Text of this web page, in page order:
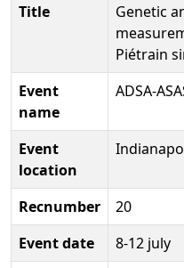
Title
Genetic
Piétrain
Event
name
ADSA-
Event
location
Recnumber
20
Event date
8-12 july